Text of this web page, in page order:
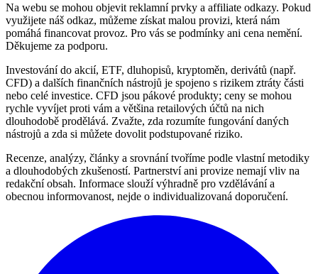
Na webu se mohou objevit reklamní prvky a affiliate odkazy. Pokud
využijete náš odkaz, můžeme získat malou provizi, která nám
pomáhá financovat provoz. Pro vás se podmínky ani cena nemění.
Děkujeme za podporu.
Investování do akcií, ETF, dluhopisů, kryptoměn, derivátů (např.
CFD) a dalších finančních nástrojů je spojeno s rizikem ztráty části
nebo celé investice. CFD jsou pákové produkty; ceny se mohou
rychle vyvíjet proti vám a většina retailových účtů na nich
dlouhodobě prodělává. Zvažte, zda rozumíte fungování daných
nástrojů a zda si můžete dovolit podstupované riziko.
Recenze, analýzy, články a srovnání tvoříme podle vlastní metodiky
a dlouhodobých zkušeností. Partnerství ani provize nemají vliv na
redakční obsah. Informace slouží výhradně pro vzdělávání a
obecnou informovanost, nejde o individualizovaná doporučení.